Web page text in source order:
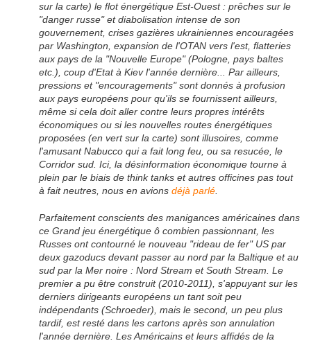
sur la carte) le flot énergétique Est-Ouest : prêches sur le
"danger russe" et diabolisation intense de son
gouvernement, crises gazières ukrainiennes encouragées
par Washington, expansion de l'OTAN vers l'est, flatteries
aux pays de la "Nouvelle Europe" (Pologne, pays baltes
etc.), coup d'Etat à Kiev l'année dernière... Par ailleurs,
pressions et "encouragements" sont donnés à profusion
aux pays européens pour qu'ils se fournissent ailleurs,
même si cela doit aller contre leurs propres intérêts
économiques ou si les nouvelles routes énergétiques
proposées (en vert sur la carte) sont illusoires, comme
l'amusant Nabucco qui a fait long feu, ou sa resucée, le
Corridor sud. Ici, la désinformation économique tourne à
plein par le biais de think tanks et autres officines pas tout
à fait neutres, nous en avions déjà parlé
Parfaitement conscients des manigances américaines dans
ce Grand jeu énergétique ô combien passionnant, les
Russes ont contourné le nouveau "rideau de fer" US par
deux gazoducs devant passer au nord par la Baltique et au
sud par la Mer noire : Nord Stream et South Stream. Le
premier a pu être construit (2010-2011), s'appuyant sur les
derniers dirigeants européens un tant soit peu
indépendants (Schroeder), mais le second, un peu plus
tardif, est resté dans les cartons après son annulation
l'année dernière. Les Américains et leurs affidés de la